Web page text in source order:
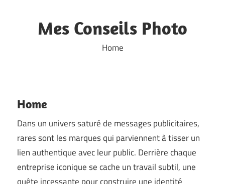
contentMes Conseils Photo
Home
Home
Dans un univers saturé de messages publicitaires,
rares sont les marques qui parviennent à tisser un
lien authentique avec leur public. Derrière chaque
entreprise iconique se cache un travail subtil, une